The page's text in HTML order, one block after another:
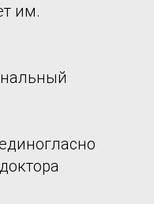
им.